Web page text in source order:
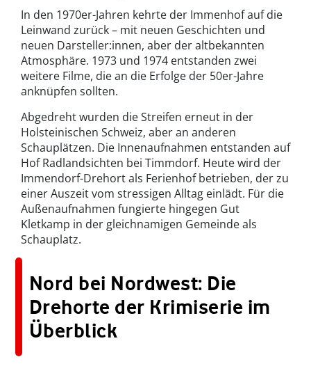
In den 1970er-Jahren kehrte der Immenhof auf die
Leinwand zurück – mit neuen Geschichten und
neuen Darsteller:innen, aber der altbekannten
Atmosphäre. 1973 und 1974 entstanden zwei
weitere Filme, die an die Erfolge der 50er-Jahre
anknüpfen sollten.
Abgedreht wurden die Streifen erneut in der
Holsteinischen Schweiz, aber an anderen
Schauplätzen. Die Innenaufnahmen entstanden auf
Hof Radlandsichten bei Timmdorf. Heute wird der
Immendorf-Drehort als Ferienhof betrieben, der zu
einer Auszeit vom stressigen Alltag einlädt. Für die
Außenaufnahmen fungierte hingegen Gut
Kletkamp in der gleichnamigen Gemeinde als
Schauplatz.
Nord bei Nordwest: Die
Drehorte der Krimiserie im
Überblick